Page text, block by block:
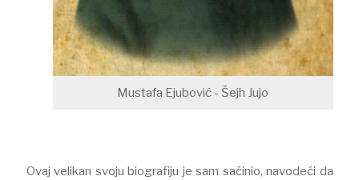
Mustafa Ejubović - Šejh Jujo
Ovaj velikan svoju biografiju je sam sačinio, navodeći da